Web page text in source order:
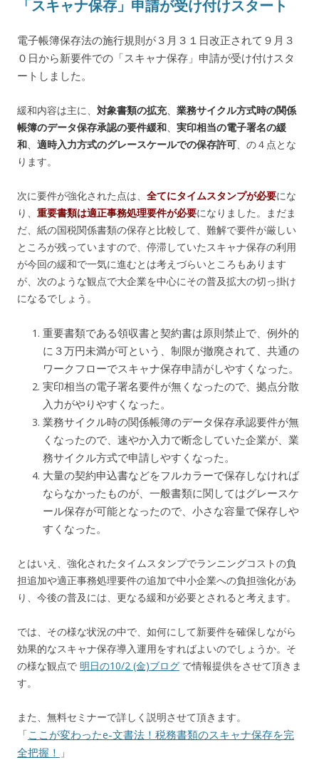
「スキャナ保存」申請が受け付けスタート
電子帳簿保存法の施行規則が３月３１日改正されて９月３
０日から新要件での「スキャナ保存」申請が受け付けスタ
ートしました。
緩和内容は主に、 対象書類の拡充、 業務サイクル方式時の関係
帳簿のデータ保存承認の要件緩和
実印相当の電子署名の緩
和
適時入力方式のグレースケールでの保存許可 、の４点とな
ります。
次に要件が強化された点は、 全てにタイムスタンプが必要にな
り、 重要書類は適正事務処理要件が必要になりました。まだま
だ、紙の国税関係書類の保存と比較して、難解で要件が厳しい
ところが残っていますので、停滞していたスキャナ保存の利用
が今回の緩和で一気に進むとは考えづらいところもあります
が、次のような観点で大企業を中心にその普及拡大の切っ掛け
になるでしょう。
重要書類である領収書と契約書は原則禁止で、例外的
に３万円未満が可という、制限が撤廃されて、共通の
ワークフローでスキャナ保存申請がしやすくなった。
実印相当の電子署名要件が無くなったので、拠点分散
入力がやりやすくなった。
業務サイクル時の関係帳簿のデータ保存承認要件が無
くなったので、速やか入力で断念していた企業が、業
務サイクル方式で申請しやすくなった。
大量の契約申込書などをフルカラーで保存しなければ
ならなかったものが、一般書類に関してはグレースケ
ール保存が可能となったので、小さな容量で保存しや
すくなった。
とはいえ、強化されたタイムスタンプでランニングコストの負
担追加や適正事務処理要件の追加で中小企業への負担強化があ
り、今後の普及には、更なる緩和が必要とされると考えます。
では、その様な状況の中で、如何にして新要件を確保しながら
効果的なスキャナ保存導入運用をすればよいのでしょうか。そ
の様な観点で 明日の10/2 (金)ブログ で情報提供をさせて頂きま
す。
また、無料セミナーで詳しく説明させて頂きます。
「ここが変わったe-文書法！税務書類のスキャナ保存を完
全把握！ 」